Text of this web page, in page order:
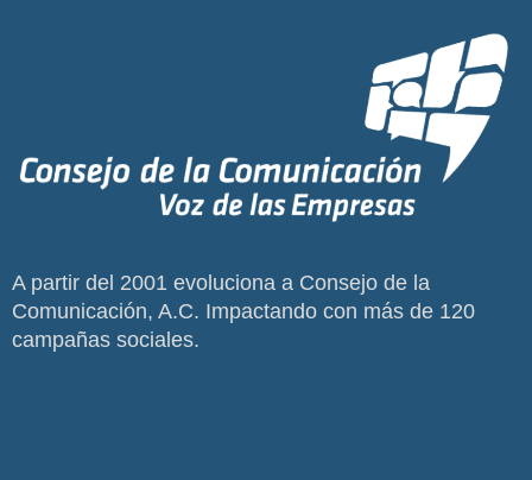
A partir del 2001 evoluciona a Consejo de la
Comunicación, A.C. Impactando con más de 120
campañas sociales.